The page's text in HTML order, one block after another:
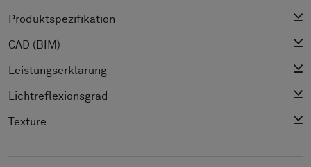
Produktspezifikation
CAD (BIM)
Leistungserklärung
Lichtreflexionsgrad
Texture